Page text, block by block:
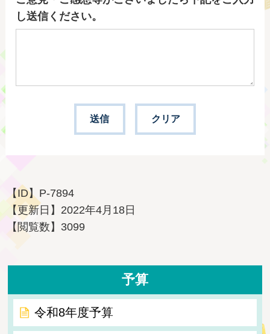
し送信ください。
【ID】 P-7894
【更新日】 2022年4月18日
【閲覧数】 3099
予算
令和8年度予算